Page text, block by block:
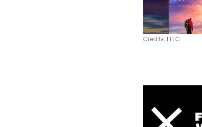
Credits: HTC